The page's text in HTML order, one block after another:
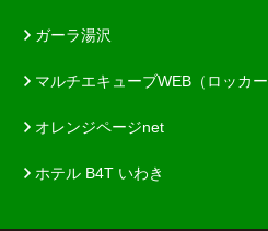
ガーラ湯沢
マルチエキューブWEB（ロッカー
オレンジページnet
ホテル B4T いわき